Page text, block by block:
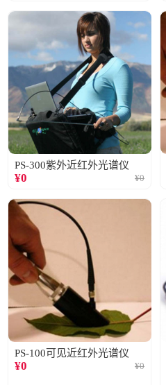
PS-300紫外近红外光谱仪
¥0 ¥0
PS-100可见近红外光谱仪
¥0 ¥0